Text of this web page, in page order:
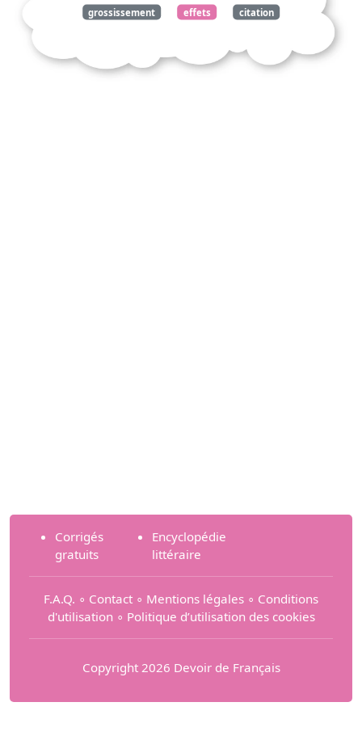
grossissement effets citation
Corrigés
gratuits
Encyclopédie
littéraire
F.A.Q. ∘ Contact ∘ Mentions légales ∘ Conditions
d'utilisation ∘ Politique d’utilisation des cookies
Copyright 2026 Devoir de Français